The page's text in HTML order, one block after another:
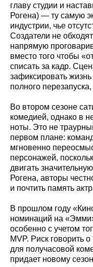
главу студии и
Рогена) — ту самую
индустрии, чье
Создатели не
напрямую
вместо того чтобы
списать за кадр.
зафиксировать
полного
Во втором сезоне
комедией, однако в
ноты. Это не
первом плане:
мгновенно
персонажей,
двигать
Рогена, авторы
и почтить память
В прошлом году
номинаций на
особенно с учетом
MVP. Риск говорить
для получасовой
придает новому